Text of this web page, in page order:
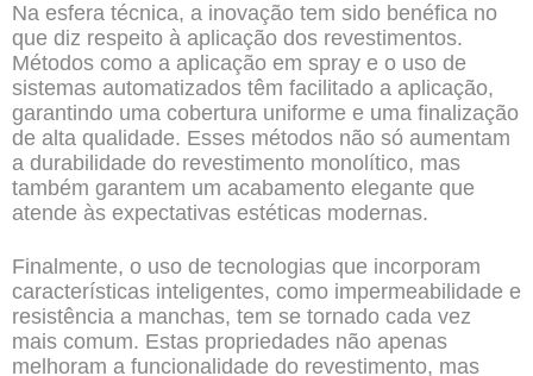
Na esfera técnica, a inovação tem sido benéfica no
que diz respeito à aplicação dos revestimentos.
Métodos como a aplicação em spray e o uso de
sistemas automatizados têm facilitado a aplicação,
garantindo uma cobertura uniforme e uma finalização
de alta qualidade. Esses métodos não só aumentam
a durabilidade do revestimento monolítico, mas
também garantem um acabamento elegante que
atende às expectativas estéticas modernas.
Finalmente, o uso de tecnologias que incorporam
características inteligentes, como impermeabilidade e
resistência a manchas, tem se tornado cada vez
mais comum. Estas propriedades não apenas
melhoram a funcionalidade do revestimento, mas